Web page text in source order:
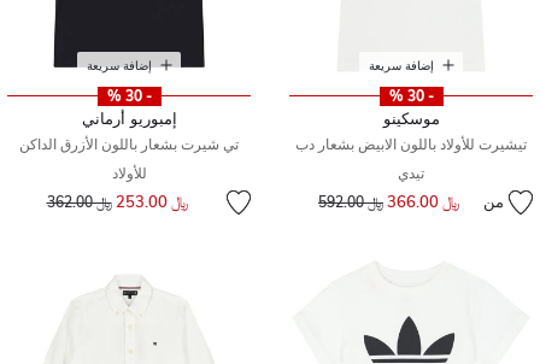
إضافة سريعة
- 30 %
موسكينو
تيشيرت للأولاد باللون الابيض بشعار دب
تيدي
من ﷼ 366.00 سعر مخفض من﷼ 592.00
إضافة سريعة
- 30 %
إمبوريو أرماني
تي شيرت بشعار باللون الأزرق الداكن
للأولاد
﷼ 253.00 سعر مخفض من
﷼ 362.00 إلى